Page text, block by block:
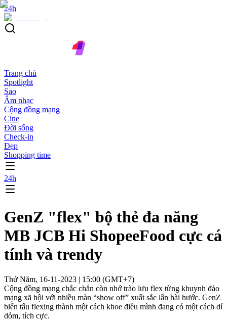
24h
Trang chủ
Spotlight
Sao
Âm nhạc
Cộng đồng mạng
Cine
Đời sống
Check-in
Đẹp
Shopping time
24h
GenZ "flex" bộ thẻ đa năng
MB JCB Hi ShopeeFood cực cá
tính và trendy
Thứ Năm, 16-11-2023 | 15:00 (GMT+7)
Cộng đồng mạng chắc chắn còn nhớ trào lưu flex từng khuynh đảo
mạng xã hội với nhiều màn “show off” xuất sắc lẫn hài hước. GenZ
biến tấu flexing thành một cách khoe điều mình đang có một cách dí
dỏm, tích cực.